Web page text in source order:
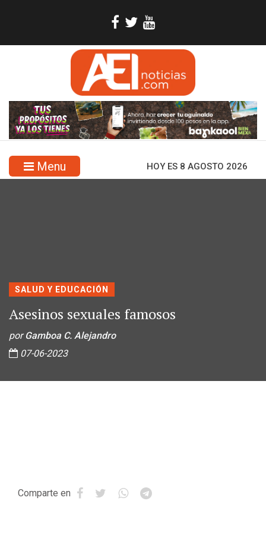
Menu HOY ES 8 AGOSTO 2026
SALUD Y EDUCACIÓN
Asesinos sexuales famosos
porGamboa C. Alejandro
07-06-2023
Comparte en